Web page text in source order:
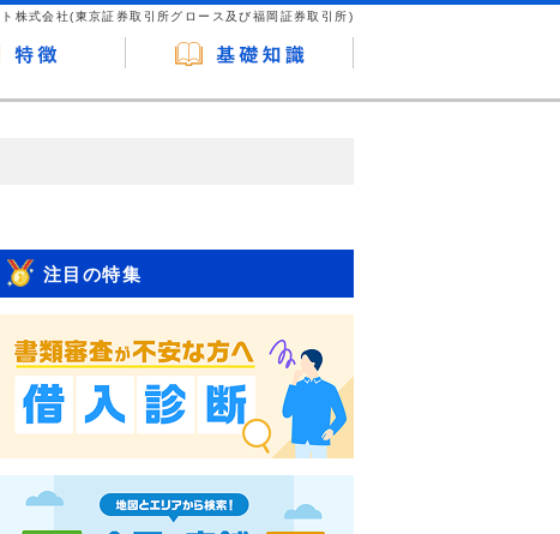
株式会社(東京証券取引所グロース及び福岡証券取引所)
注目の特集